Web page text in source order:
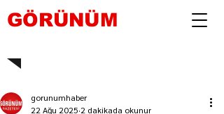
GÖRÜNÜM
gorunumhaber
22 Ağu 2025 2 dakikada okunur